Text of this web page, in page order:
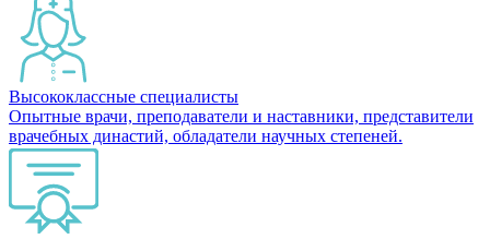
Высококлассные специалисты
Опытные врачи, преподаватели и наставники, представители
врачебных династий, обладатели научных степеней.